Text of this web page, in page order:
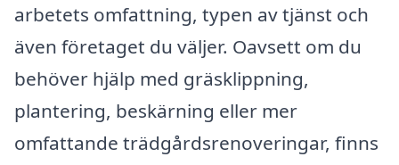
arbetets omfattning, typen av tjänst och
även företaget du väljer. Oavsett om du
behöver hjälp med gräsklippning,
plantering, beskärning eller mer
omfattande trädgårdsrenoveringar, finns